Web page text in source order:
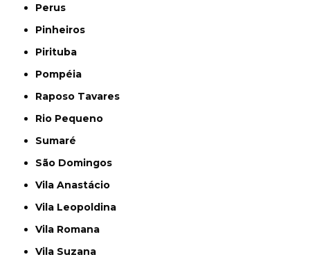
Perus
Pinheiros
Pirituba
Pompéia
Raposo Tavares
Rio Pequeno
Sumaré
São Domingos
Vila Anastácio
Vila Leopoldina
Vila Romana
Vila Suzana